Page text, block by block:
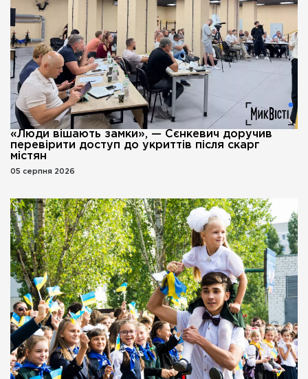
«Люди вішають замки», — Сєнкевич доручив
перевірити доступ до укриттів після скарг
містян
05 серпня 2026